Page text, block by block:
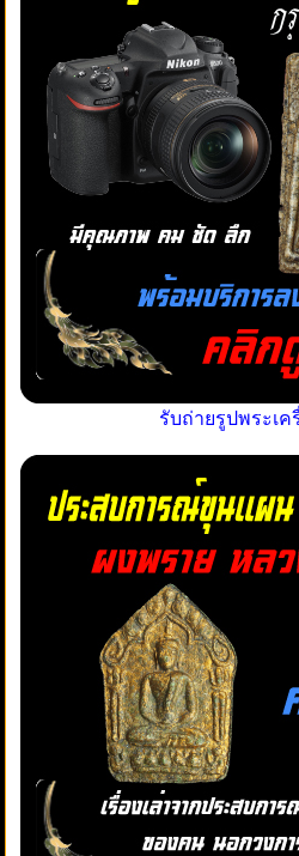
รับถ่ายรูปพระเค